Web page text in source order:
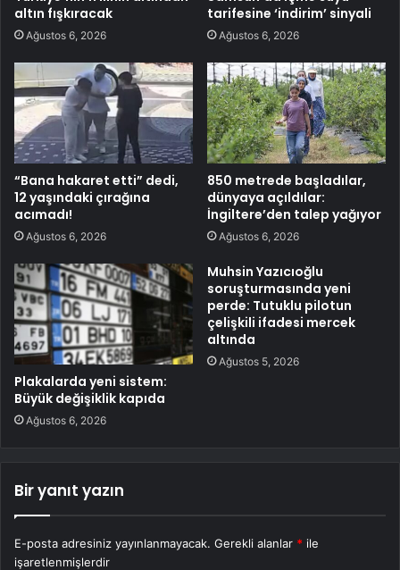
altın fışkıracak
Ağustos 6, 2026
tarifesine ‘indirim’ sinyali
Ağustos 6, 2026
“Bana hakaret etti” dedi,
12 yaşındaki çırağına
acımadı!
Ağustos 6, 2026
850 metrede başladılar,
dünyaya açıldılar:
İngiltere’den talep yağıyor
Ağustos 6, 2026
Plakalarda yeni sistem:
Büyük değişiklik kapıda
Ağustos 6, 2026
Muhsin Yazıcıoğlu
soruşturmasında yeni
perde: Tutuklu pilotun
çelişkili ifadesi mercek
altında
Ağustos 5, 2026
Bir yanıt yazın
E-posta adresiniz yayınlanmayacak. Gerekli alanlar * ile
işaretlenmişlerdir